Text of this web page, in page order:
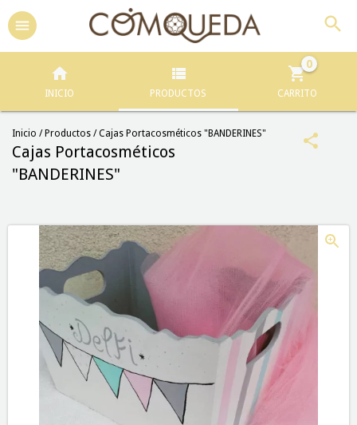
INICIO PRODUCTOS CARRITO
0
Inicio / Productos / Cajas Portacosméticos "BANDERINES"
Cajas Portacosméticos
"BANDERINES"